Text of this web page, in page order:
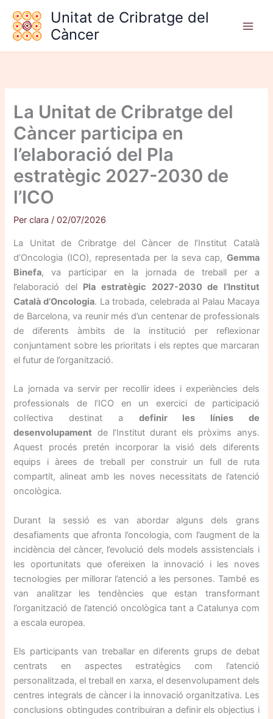
contingut
Unitat de Cribratge del
Càncer
La Unitat de Cribratge del
Càncer participa en
l’elaboració del Pla
estratègic 2027-2030 de
l’ICO
Per clara/02/07/2026
La Unitat de Cribratge del Càncer de l’Institut Català
d’Oncologia (ICO), representada per la seva cap, Gemma
Binefa, va participar en la jornada de treball per a
l’elaboració del Pla estratègic 2027-2030 de l’Institut
Català d’Oncologia. La trobada, celebrada al Palau Macaya
de Barcelona, va reunir més d’un centenar de professionals
de diferents àmbits de la institució per reflexionar
conjuntament sobre les prioritats i els reptes que marcaran
el futur de l’organització.
La jornada va servir per recollir idees i experiències dels
professionals de l’ICO en un exercici de participació
col·lectiva destinat a definir les línies de
desenvolupament de l’Institut durant els pròxims anys.
Aquest procés pretén incorporar la visió dels diferents
equips i àrees de treball per construir un full de ruta
compartit, alineat amb les noves necessitats de l’atenció
oncològica.
Durant la sessió es van abordar alguns dels grans
desafiaments que afronta l’oncologia, com l’augment de la
incidència del càncer, l’evolució dels models assistencials i
les oportunitats que ofereixen la innovació i les noves
tecnologies per millorar l’atenció a les persones. També es
van analitzar les tendències que estan transformant
l’organització de l’atenció oncològica tant a Catalunya com
a escala europea.
Els participants van treballar en diferents grups de debat
centrats en aspectes estratègics com l’atenció
personalitzada, el treball en xarxa, el desenvolupament dels
centres integrals de càncer i la innovació organitzativa. Les
conclusions obtingudes contribuiran a definir els objectius i